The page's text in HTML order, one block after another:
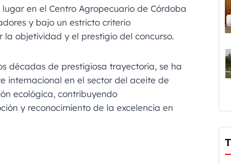
en el Centro Agropecuario de Córdoba
y bajo un estricto criterio
objetividad y el prestigio del concurso.
décadas de prestigiosa trayectoria, se ha
internacional en el sector del aceite de
ecológica, contribuyendo
y reconocimiento de la excelencia en